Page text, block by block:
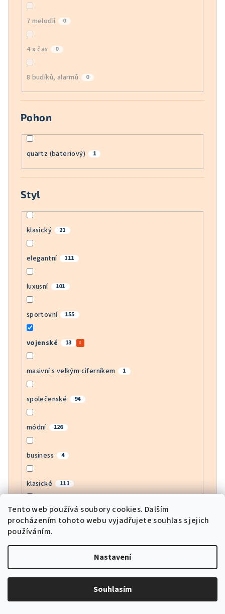
Tento web používá soubory cookies. Dalším
procházením tohoto webu vyjadřujete souhlas s jejich
používáním.
Nastavení
Souhlasím
7 melodií 0
4 x čas 0
8 budíků, alarmů 0
Pohon
quartz (bateriový) 1
Styl
klasický 21
elegantní 111
luxusní 101
sportovní 155
vojenské 13
masivní s velkým ciferníkem 1
společenské 94
módní 126
business 4
klasické 111
bussines 4
army 1